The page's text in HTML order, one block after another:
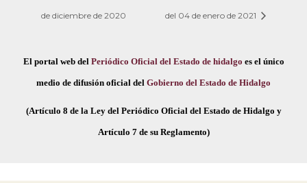
de diciembre de 2020 del 04 de enero de 2021
El portal web del Periódico Oficial del Estado de hidalgo es el único
medio de difusión oficial del Gobierno del Estado de Hidalgo
(Artículo 8 de la Ley del Periódico Oficial del Estado de Hidalgo y
Artículo 7 de su Reglamento)